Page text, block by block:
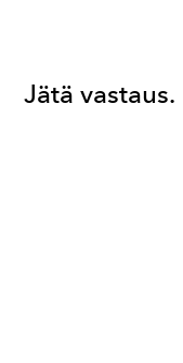
Jätä vastaus.